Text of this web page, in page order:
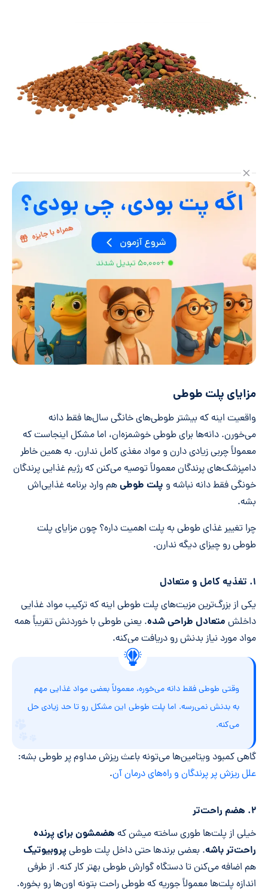
مزایای پلت طوطی
واقعیت اینه که بیشتر طوطی‌های خانگی سال‌ها فقط دانه
می‌خورن. دانه‌ها برای طوطی خوشمزه‌ان، اما مشکل اینجاست که
معمولاً چربی زیادی دارن و مواد مغذی کامل ندارن. به همین خاطر
دامپزشک‌های پرندگان معمولاً توصیه می‌کنن که رژیم غذایی پرندگان
خونگی فقط دانه نباشه و پلت طوطیهم وارد برنامه غذایی‌اش
بشه.
چرا تغییر غذای طوطی به پلت اهمیت داره؟ چون مزایای پلت
طوطی رو چیزای دیگه ندارن.
۱. تغذیه کامل و متعادل
یکی از بزرگ‌ترین مزیت‌های پلت طوطی اینه که ترکیب مواد غذایی
داخلش متعادل طراحی شده. یعنی طوطی با خوردنش تقریباً همه
مواد مورد نیاز بدنش رو دریافت می‌کنه.
وقتی طوطی فقط دانه می‌خوره، معمولاً بعضی مواد غذایی مهم
به بدنش نمی‌رسه. اما پلت طوطی این مشکل رو تا حد زیادی حل
می‌کنه.
گاهی کمبود ویتامین‌ها می‌تونه باعث ریزش مداوم پر طوطی بشه:
علل ریزش پر پرندگان و راه‌های درمان آن.
۲. هضم راحت‌تر
خیلی از پلت‌ها طوری ساخته میشن که هضمشون برای پرنده
راحت‌تر باشه. بعضی برندها حتی داخل پلت‌ طوطیپروبیوتیک
هم اضافه می‌کنن تا دستگاه گوارش طوطی بهتر کار کنه. از طرفی
اندازه پلت‌ها معمولاً جوریه که طوطی راحت بتونه اون‌ها رو بخوره.